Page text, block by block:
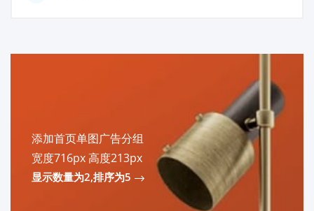
添加首页单图广告分组
宽度716px 高度213px
显示数量为2,排序为5